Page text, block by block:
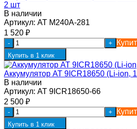
2 шт
В наличии
Артикул: AT M240A-281
1 520 ₽
- +
Купить в 1 клик
Аккумулятор AT 9ICR18650 (Li-ion,
В наличии
Артикул: AT 9ICR18650-66
2 500 ₽
- +
Купить в 1 клик